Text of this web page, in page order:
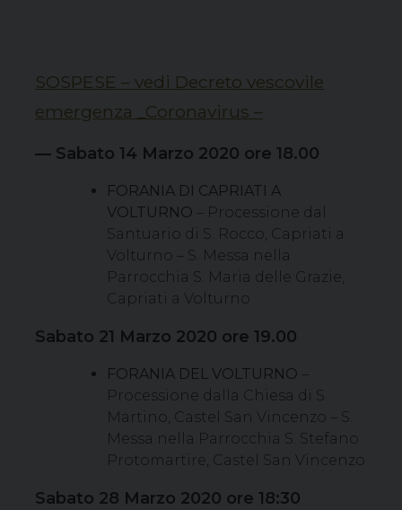
SOSPESE – vedi Decreto vescovile
emergenza _Coronavirus –
— Sabato 14 Marzo 2020 ore 18.00
FORANIA DI CAPRIATI A
VOLTURNO – Processione dal
Santuario di S. Rocco, Capriati a
Volturno – S. Messa nella
Parrocchia S. Maria delle Grazie,
Capriati a Volturno
Sabato 21 Marzo 2020 ore 19.00
FORANIA DEL VOLTURNO –
Processione dalla Chiesa di S.
Martino, Castel San Vincenzo – S.
Messa nella Parrocchia S. Stefano
Protomartire, Castel San Vincenzo
Sabato 28 Marzo 2020 ore 18:30